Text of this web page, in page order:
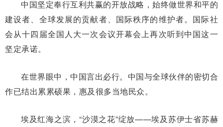
中国坚定奉行互利共赢的开放战略，始终做世界和平的
建设者、全球发展的贡献者、国际秩序的维护者。国际社
会从十四届全国人大一次会议开幕会上再次听到中国这一
坚定承诺。
在世界眼中，中国言出必行。中国与全球伙伴的密切合
作已结出累累硕果，惠及很多当地民众。
埃及红海之滨，“沙漠之花”绽放——埃及苏伊士省苏赫